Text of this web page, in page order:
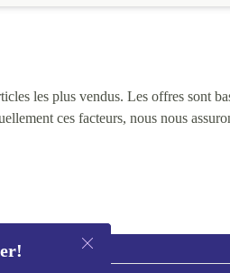
les plus vendus. Les offres sont
ces facteurs, nous nous